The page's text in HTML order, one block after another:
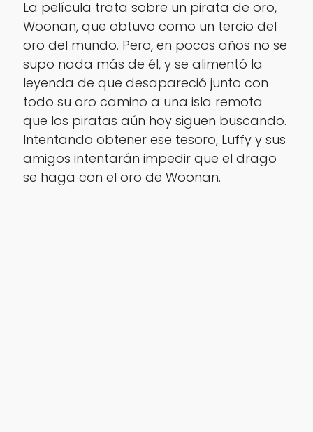
La película trata sobre un pirata de oro,
Woonan, que obtuvo como un tercio del
oro del mundo. Pero, en pocos años no se
supo nada más de él, y se alimentó la
leyenda de que desapareció junto con
todo su oro camino a una isla remota
que los piratas aún hoy siguen buscando.
Intentando obtener ese tesoro, Luffy y sus
amigos intentarán impedir que el drago
se haga con el oro de Woonan.